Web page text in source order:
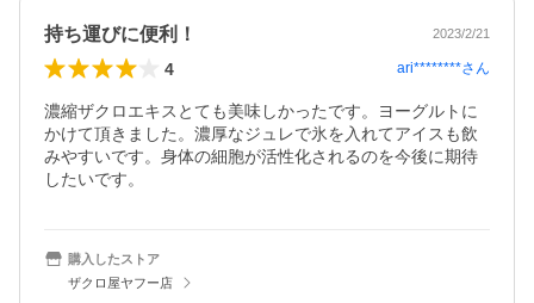
持ち運びに便利！ 2023/2/21
4 ari********さん
濃縮ザクロエキスとても美味しかったです。ヨーグルトに
かけて頂きました。濃厚なジュレで氷を入れてアイスも飲
みやすいです。身体の細胞が活性化されるのを今後に期待
したいです。
購入したストア
ザクロ屋ヤフー店